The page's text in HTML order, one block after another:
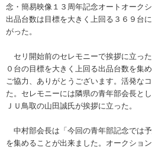
念・簡易映像１３周年記念オートオーク
出品台数は目標を大きく上回る３６９台
がった。
セリ開始前のセレモニーで挨拶に立っ
０台の目標を大きく上回る出品台数を集
ご協力、ありがとうございます。活発な
た。セレモニーには隣県の青年部会長と
ＪＵ鳥取の山田誠氏が挨拶に立った。
中村部会長は「今回の青年部記念では
を集めることが出来ました。オークショ